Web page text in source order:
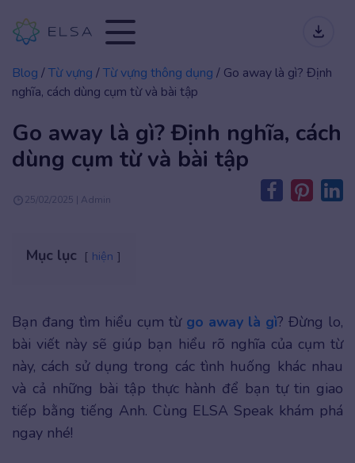
Blog /Từ vựng /Từ vựng thông dụng / Go away là gì? Định
nghĩa, cách dùng cụm từ và bài tập
Go away là gì? Định nghĩa, cách
dùng cụm từ và bài tập
25/02/2025 | Admin
Mục lục hiện
Bạn đang tìm hiểu cụm từ go away là gì? Đừng lo,
bài viết này sẽ giúp bạn hiểu rõ nghĩa của cụm từ
này, cách sử dụng trong các tình huống khác nhau
và cả những bài tập thực hành để bạn tự tin giao
tiếp bằng tiếng Anh. Cùng ELSA Speak khám phá
ngay nhé!